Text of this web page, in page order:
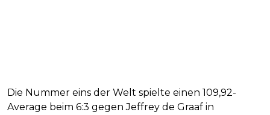
Die Nummer eins der Welt spielte einen 109,92-
Average beim 6:3 gegen Jeffrey de Graaf in